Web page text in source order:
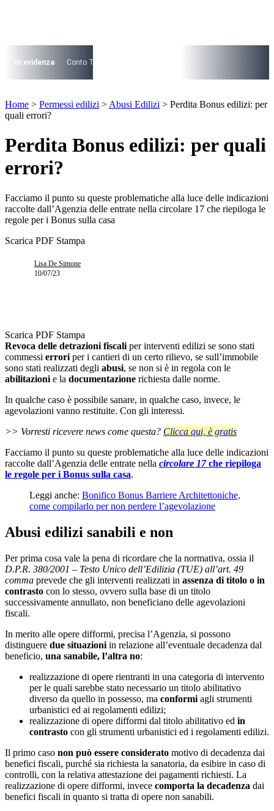
I più cercati
Lorem ipsum dolor sit amet consectetur
Lorem ipsum dolor sit amet consectetur
In evidenza Conto Termico
Lorem ipsum dolor sit amet consectetur
Home > Permessi edilizi > Abusi Edilizi > Perdita Bonus edilizi: per
quali errori?
Perdita Bonus edilizi: per quali
errori?
Facciamo il punto su queste problematiche alla luce delle indicazioni
raccolte dall’Agenzia delle entrate nella circolare 17 che riepiloga le
regole per i Bonus sulla casa
Scarica PDF Stampa
Lisa De Simone
10/07/23
Scarica PDF Stampa
Revoca delle detrazioni fiscali per interventi edilizi se sono stati
commessi errori per i cantieri di un certo rilievo, se sull’immobile
sono stati realizzati degli abusi, se non si è in regola con le
abilitazioni e la documentazione richiesta dalle norme.
In qualche caso è possibile sanare, in qualche caso, invece, le
agevolazioni vanno restituite. Con gli interessi.
>> Vorresti ricevere news come questa? Clicca qui, è gratis
Facciamo il punto su queste problematiche alla luce delle indicazioni
raccolte dall’Agenzia delle entrate nella circolare 17che riepiloga
le regole per i Bonus sulla casa.
Leggi anche: Bonifico Bonus Barriere Architettoniche,
come compilarlo per non perdere l’agevolazione
Abusi edilizi sanabili e non
Per prima cosa vale la pena di ricordare che la normativa, ossia il
D.P.R. 380/2001 – Testo Unico dell’Edilizia (TUE) all’art. 49
comma prevede che gli interventi realizzati in assenza di titolo o in
contrasto con lo stesso, ovvero sulla base di un titolo
successivamente annullato, non beneficiano delle agevolazioni
fiscali.
In merito alle opere difformi, precisa l’Agenzia, si possono
distinguere due situazioni in relazione all’eventuale decadenza dal
beneficio, una sanabile, l’altra no:
realizzazione di opere rientranti in una categoria di intervento
per le quali sarebbe stato necessario un titolo abilitativo
diverso da quello in possesso, ma conformi agli strumenti
urbanistici ed ai regolamenti edilizi;
realizzazione di opere difformi dal titolo abilitativo ed in
contrasto con gli strumenti urbanistici ed i regolamenti edilizi.
Il primo caso non può essere considerato motivo di decadenza dai
benefici fiscali, purché sia richiesta la sanatoria, da esibire in caso di
controlli, con la relativa attestazione dei pagamenti richiesti. La
realizzazione di opere difformi, invece comporta la decadenza dai
benefici fiscali in quanto si tratta di opere non sanabili.